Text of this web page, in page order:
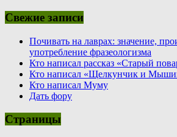
Свежие записи
Почивать на лаврах: значение,
употребление фразеологизма
Кто написал рассказ «Старый
Кто написал «Щелкунчик и
Кто написал Муму
Дать фору
Страницы